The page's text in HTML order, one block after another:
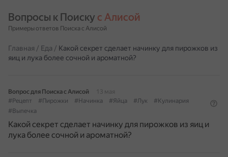
Вопросы к Поиску с Алисой
Примеры ответов Поиска с Алисой
Главная / Еда / Какой секрет сделает начинку для пирожков из
яиц и лука более сочной и ароматной?
Вопрос для Поиска с Алисой
13 мая
#Рецепт
#Пирожки #Начинка #Яйца #Лук
#Кулинария
#Выпечка
Какой секрет сделает начинку для пирожков из яиц и
лука более сочной и ароматной?